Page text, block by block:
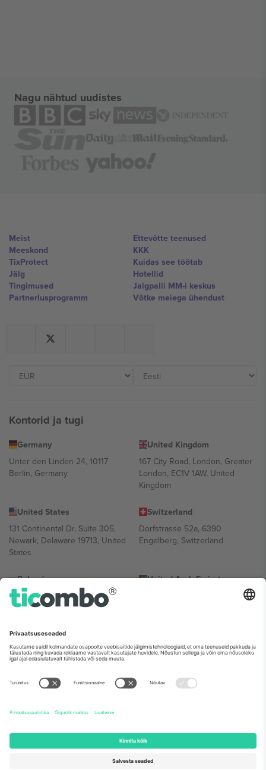
Nagu nähtud uudistes
Meist
Meeskond
TixProtect
Jälg
Tingimused
Partnerlusprogramm
Ettevõtte teenused
KKK
Kuidas see töötab
Hotellid
Jalgpalli MM-i keskus
Võtke meiega ühendust
Kontorid ja tugi
Germany
Unter den Linden 24, 10117
Berlin, Germany
United Kingdom
167 City Road, London, Greater
London, EC1V 1AW, United
Kingdom
United States
131 Continental Dr, Suite 305,
Newark, Delaware 19713, United
States
Switzerland
Dorfstrasse 52a, 6390
Engelberg, Switzerland
Bulgaria
Regus Sofia City West, bul
Totleben 53-55, 1606 Sofia,
United Arab Emirates
UAE Dubai Silicon Oasis, DDP
Mexico
Av Chapultepec 360, Roma
Norte, Cuauhtémoc, 06700
Ciudad de México, CDMX,
sündmusest ja/või domeenist. Detailide jaoks vaata konkreetse
sündmuse lehte, impressumit ja tingimusi.,
2026 Ticombo. Kõik õigused kaitstud.